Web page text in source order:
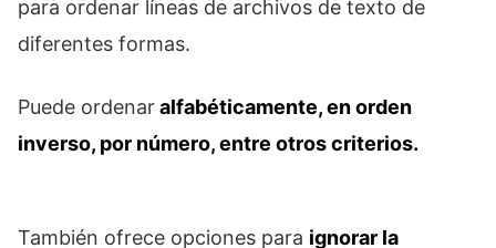
para ordenar líneas de archivos de texto de
diferentes formas.
Puede ordenaralfabéticamente, en orden
inverso, por número, entre otros criterios.
También ofrece opciones para ignorar la